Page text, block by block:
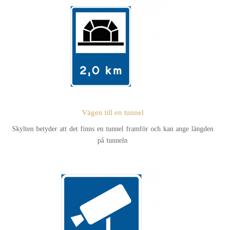
Vägen till en tunnel
Skylten betyder att det finns en tunnel framför och kan ange längden
på tunneln